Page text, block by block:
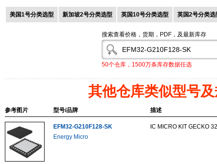
美国1号分类选型 新加坡2号分类选型 英国10号分类选型 英国2号分类选
搜索查看价格，货期，PDF，及最新库存
50个仓库，1500万条库存数据任选
其他仓库类似型号
参考图片 型号/品牌 描述
EFM32-G210F128-SK
Energy Micro
IC MICRO KIT GECKO